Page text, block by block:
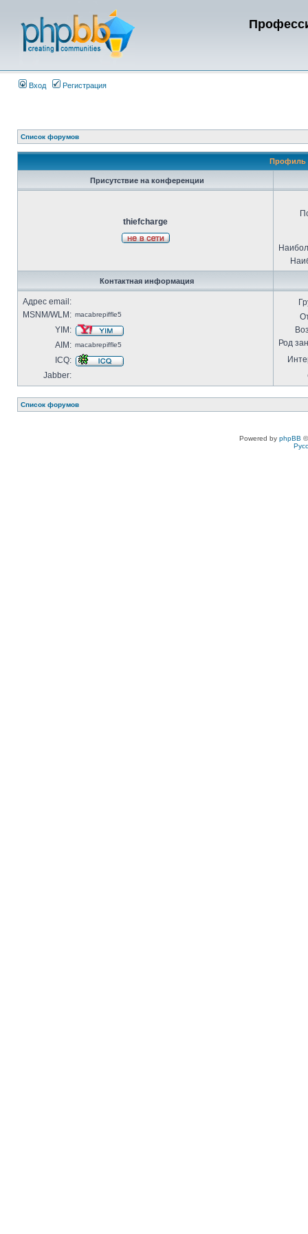
Вход Регистрация
Список форумов
Профиль
Присутствие на конференции
thiefcharge
Контактная информация
Адрес email:
MSNM/WLM: macabrepiffle5
YIM:
AIM: macabrepiffle5
ICQ:
Jabber:
Род
Список форумов
Powered by phpBB